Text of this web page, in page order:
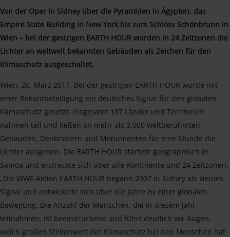
Von der Oper in Sidney über die Pyramiden in Ägypten, das
Empire State Building in New York bis zum Schloss Schönbrunn in
Wien – bei der gestrigen EARTH HOUR wurden in 24 Zeitzonen die
Lichter an weltweit bekannten Gebäuden als Zeichen für den
Klimaschutz ausgeschaltet.
Wien, 26. März 2017. Bei der gestrigen EARTH HOUR wurde mit
einer Rekordbeteiligung ein deutliches Signal für den globalen
Klimaschutz gesetzt. Insgesamt 187 Länder und Territorien
nahmen teil und ließen an mehr als 3.000 weltberühmten
Gebäuden, Denkmälern und Monumenten für eine Stunde die
Lichter ausgehen. Die EARTH HOUR startete geographisch in
Samoa und erstreckte sich über alle Kontinente und 24 Zeitzonen.
„Die WWF-Aktion EARTH HOUR begann 2007 in Sidney als kleines
Signal und entwickelte sich über die Jahre zu einer globalen
Bewegung. Die Anzahl der Menschen, die in diesem Jahr
teilnahmen, ist beeindruckend und führt deutlich vor Augen,
welch großen Stellenwert der Klimaschutz bei den Menschen hat